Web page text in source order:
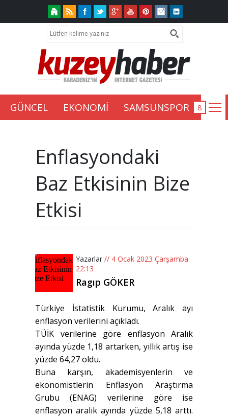
GÜNCEL EKONOMİ SAMSUNSPOR
Enflasyondaki
Baz Etkisinin Bize
Etkisi
Yazarlar // 4 Ocak 2023 Çarşamba
22:13
Ragıp GÖKER
Türkiye İstatistik Kurumu, Aralık ayı
enflasyon verilerini açıkladı.
TÜİK verilerine göre enflasyon Aralık
ayında yüzde 1,18 artarken, yıllık artış ise
yüzde 64,27 oldu.
Buna karşın, akademisyenlerin ve
ekonomistlerin Enflasyon Araştırma
Grubu (ENAG) verilerine göre ise
enflasyon aralık ayında yüzde 5,18 arttı.